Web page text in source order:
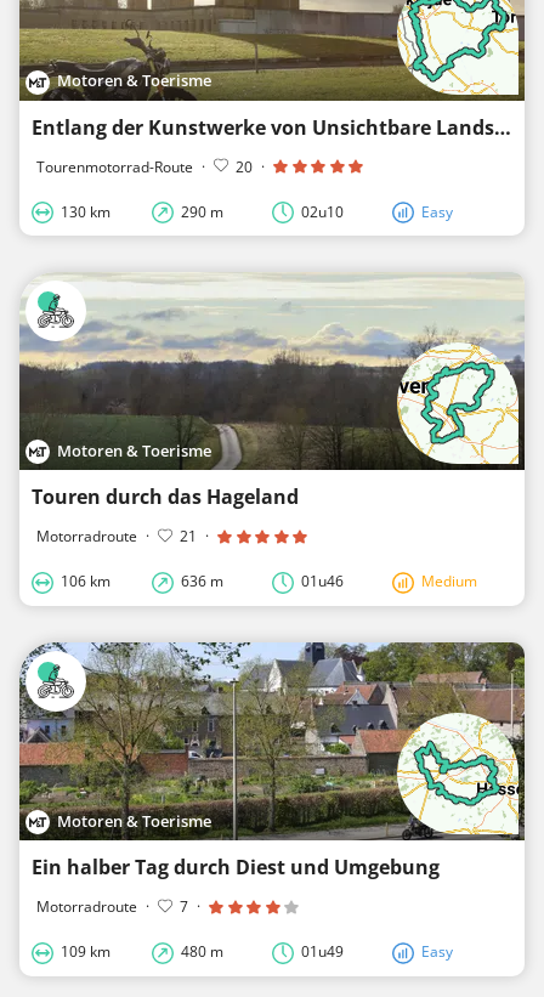
Motoren & Toerisme
Entlang der Kunstwerke von Unsichtbare Landschaft - Westhoek
Tourenmotorrad-Route · 20 ·
130 km 290 m 02u10 Easy
Motoren & Toerisme
Touren durch das Hageland
Motorradroute · 21 ·
106 km 636 m 01u46 Medium
Motoren & Toerisme
Ein halber Tag durch Diest und Umgebung
Motorradroute · 7 ·
109 km 480 m 01u49 Easy